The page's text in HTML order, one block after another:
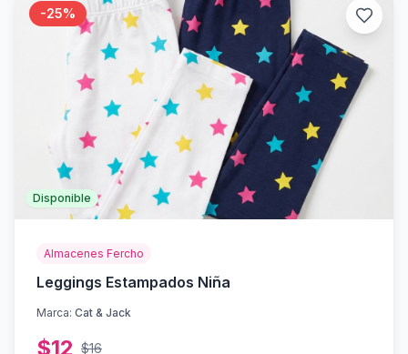
-25%
Disponible
Almacenes Fercho
Leggings Estampados Niña
Marca: Cat & Jack
$12 $16